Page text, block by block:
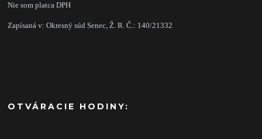
Nie som platca DPH
Zapísaná v: Okresný súd Senec, Ž. R. Č.: 140/21332
OTVÁRACIE HODINY: